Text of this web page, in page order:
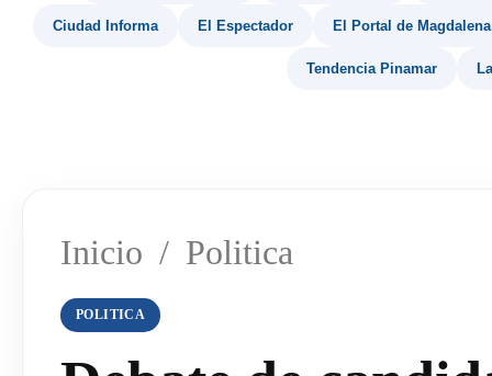
Ciudad Informa El Espectador El Portal de Magdalena
Tendencia Pinamar
Inicio / Politica
POLITICA